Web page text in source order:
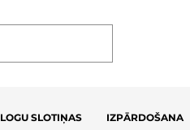
LOGU SLOTIŅAS IZPĀRDOŠANA